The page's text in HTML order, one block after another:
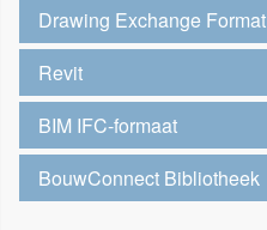
Drawing Exchange Format
Revit
BIM IFC-formaat
BouwConnect Bibliotheek